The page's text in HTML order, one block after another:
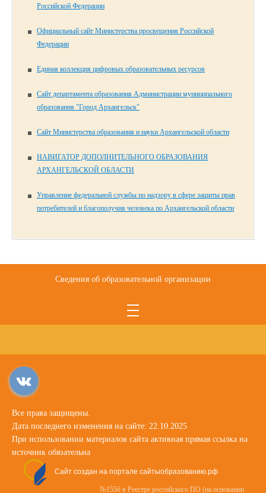
Российской Федерации
Официальный сайт Министерства просвещения Российской
Федерации
Единая коллекция цифровых образовательных ресурсов
Сайт департамента образования Администрации муниципального
образования "Город Архангельск"
Сайт Министерства образования и науки Архангельской области
НАВИГАТОР ДОПОЛНИТЕЛЬНОГО ОБРАЗОВАНИЯ
АРХАНГЕЛЬСКОЙ ОБЛАСТИ
Управление федеральной службы по надзору в сфере защиты прав
потребителей и благополучия человека по Архангельской области
Сведения об образовательной организации
Все права защищены.
Дата последнего изменения на сайте: 22.10.2025
При использовании материалов сайта активная прямая ссылка на
источник обязательна
Сайт создан на портале сайтыобразованию.рф
№1556 в Реестре российского ПО (на основании